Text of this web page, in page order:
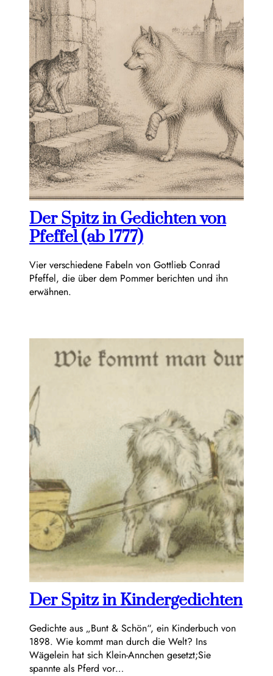
Der Spitz in Gedichten von
Pfeffel (ab 1777)
Vier verschiedene Fabeln von Gottlieb Conrad
Pfeffel, die über dem Pommer berichten und ihn
erwähnen.
Der Spitz in Kindergedichten
Gedichte aus „Bunt & Schön“, ein Kinderbuch von
1898. Wie kommt man durch die Welt? Ins
Wägelein hat sich Klein-Annchen gesetzt;Sie
spannte als Pferd vor…